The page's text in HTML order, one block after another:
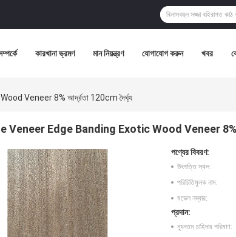
কারখানা ভ্রমণ মান নিয়ন্ত্রণ যোগাযোগ করুন খবর
Veneer 8% আর্দ্রতা 120cm দৈর্ঘ্য
Veneer Edge Banding Exotic Wood Veneer 8%
পণ্যের বিবরণ:
উৎপত্তি স্থল:
পরিচিতিমুলক নাম:
মডেল নম্বার:
প্রদান:
ন্যূনতম চাহিদার পরিমাণ: